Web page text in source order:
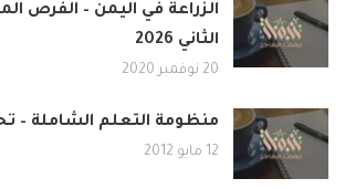
الزراعة في اليمن – الفرص
الثاني 2026
20 نوفمبر 2020
منظومة التعلم الشاملة –
12 مايو 2012